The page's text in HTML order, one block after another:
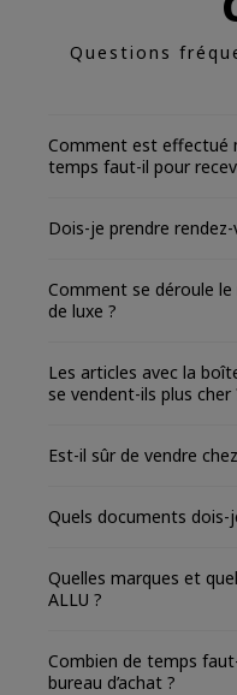
Questions
Comment est effectué
temps faut-il pour
Dois-je prendre rendez-
Comment se déroule le
de luxe ?
Les articles avec la
se vendent-ils plus cher
Est-il sûr de vendre
Quels documents dois-
Quelles marques et
ALLU ?
Combien de temps
bureau d’achat ?